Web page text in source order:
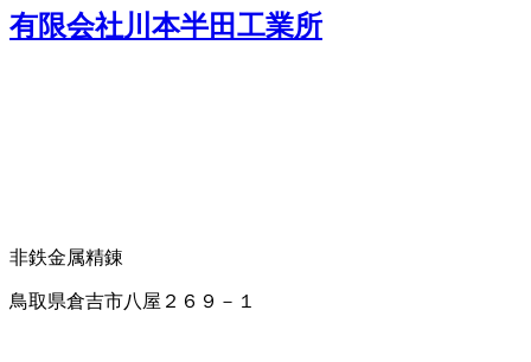
有限会社川本半田工業所
非鉄金属精錬
鳥取県倉吉市八屋２６９－１